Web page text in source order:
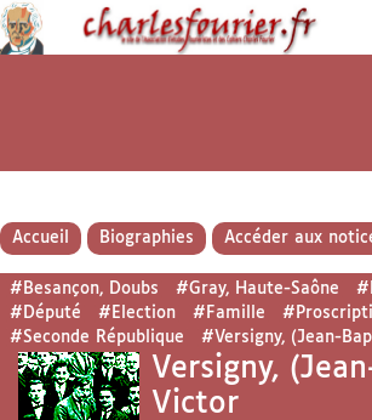
Accueil Biographies Accéder aux
#Besançon, Doubs #Gray, Haute-Saône
#Député
#Election #Famille
#Seconde République
#Versigny, (Jean-
Versigny,
Victor